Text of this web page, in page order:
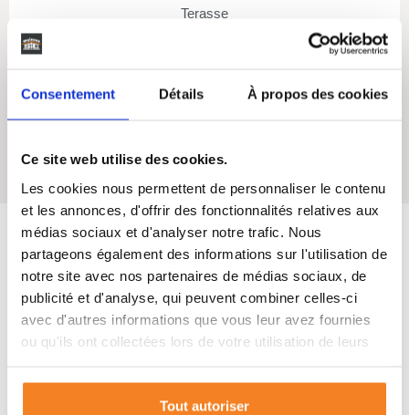
Consentement Détails À propos des cookies
Ce site web utilise des cookies.
Les cookies nous permettent de personnaliser le contenu
et les annonces, d'offrir des fonctionnalités relatives aux
médias sociaux et d'analyser notre trafic. Nous
partageons également des informations sur l'utilisation de
notre site avec nos partenaires de médias sociaux, de
publicité et d'analyse, qui peuvent combiner celles-ci
avec d'autres informations que vous leur avez fournies
ou qu'ils ont collectées lors de votre utilisation de leurs
Tout autoriser
Terasse
Cellier
Maisons SICs'engage
Depuis 50 ans, nous vous accompagnons de A à Z dans vos
projets de vie dans le Sud-Ouest de la France.